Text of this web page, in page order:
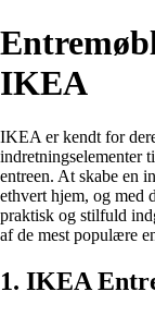
IKEA
IKEA er kendt for
indretningselementer
entreen. At skabe en
ethvert hjem, og med
praktisk og stilfuld
af de mest populære
1. IKEA